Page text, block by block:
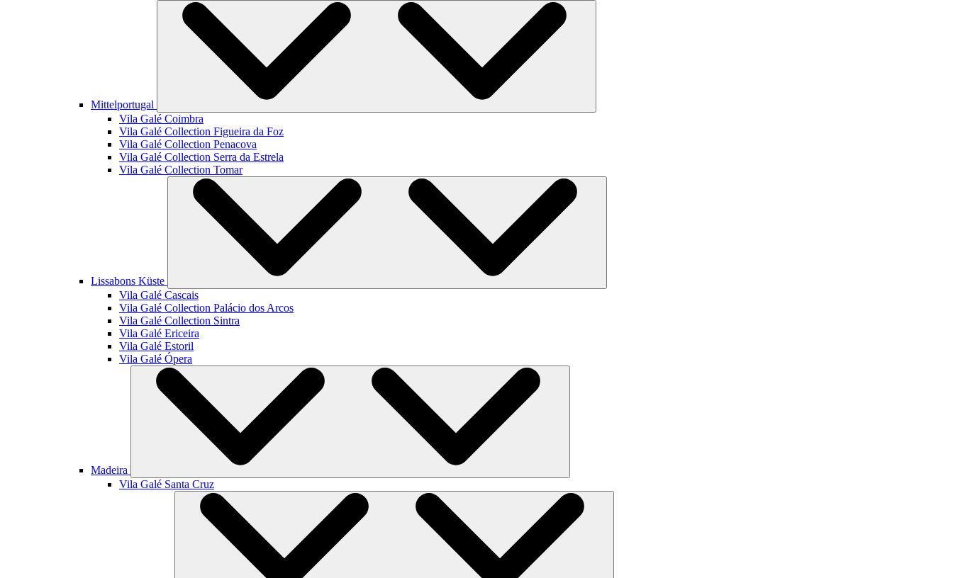
Mittelportugal
Vila Galé Coimbra
Vila Galé Collection Figueira da Foz
Vila Galé Collection Penacova
Vila Galé Collection Serra da Estrela
Vila Galé Collection Tomar
Lissabons Küste
Vila Galé Cascais
Vila Galé Collection Palácio dos Arcos
Vila Galé Collection Sintra
Vila Galé Ericeira
Vila Galé Estoril
Vila Galé Ópera
Madeira
Vila Galé Santa Cruz